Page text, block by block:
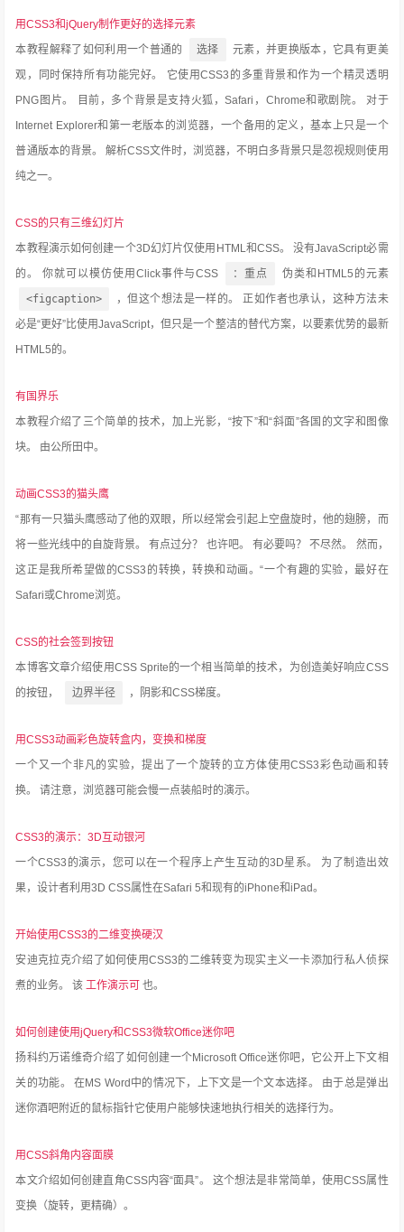
用CSS3和jQuery制作更好的选择元素
本教程解释了如何利用一个普通的
选择
元素，并更换版本，它具有更美
观，同时保持所有功能完好。
它使用CSS3的多重背景和作为一个精灵透明
PNG图片。
目前，多个背景是支持火狐，Safari，Chrome和歌剧院。
对于
Internet Explorer和第一老版本的浏览器，一个备用的定义，基本上只是一个
普通版本的背景。
解析CSS文件时，浏览器，不明白多背景只是忽视规则使用
纯之一。
CSS的只有三维幻灯片
本教程演示如何创建一个3D幻灯片仅使用HTML和CSS。
没有JavaScript必需
的。
你就可以模仿使用Click事件与CSS ：重点
伪类和HTML5的元素
<figcaption>
，但这个想法是一样的。
正如作者也承认，这种方法未
必是“更好”比使用JavaScript，但只是一个整洁的替代方案，以要素优势的最新
HTML5的。
有国界乐
本教程介绍了三个简单的技术，加上光影，“按下”和“斜面”各国的文字和图像
块。
由公所田中。
动画CSS3的猫头鹰
“那有一只猫头鹰感动了他的双眼，所以经常会引起上空盘旋时，他的翅膀，而
将一些光线中的自旋背景。
有点过分？ 也许吧。 有必要吗？ 不尽然。
然而，
这正是我所希望做的CSS3的转换，转换和动画。“一个有趣的实验，最好在
Safari或Chrome浏览。
CSS的社会签到按钮
本博客文章介绍使用CSS Sprite的一个相当简单的技术，为创造美好响应CSS
的按钮，
边界半径 ，阴影和CSS梯度。
用CSS3动画彩色旋转盒内，变换和梯度
一个又一个非凡的实验，提出了一个旋转的立方体使用CSS3彩色动画和转
换。
请注意，浏览器可能会慢一点装船时的演示。
CSS3的演示：3D互动银河
一个CSS3的演示，您可以在一个程序上产生互动的3D星系。
为了制造出效
果，设计者利用3D CSS属性在Safari 5和现有的iPhone和iPad。
开始使用CSS3的二维变换硬汉
安迪克拉克介绍了如何使用CSS3的二维转变为现实主义一卡添加行私人侦探
煮的业务。
该工作演示可 也。
如何创建使用jQuery和CSS3微软Office迷你吧
扬科约万诺维奇介绍了如何创建一个Microsoft Office迷你吧，它公开上下文相
关的功能。
在MS Word中的情况下，上下文是一个文本选择。
由于总是弹出
迷你酒吧附近的鼠标指针它使用户能够快速地执行相关的选择行为。
用CSS斜角内容面膜
本文介绍如何创建直角CSS内容“面具”。
这个想法是非常简单，使用CSS属性
变换（旋转，更精确）。